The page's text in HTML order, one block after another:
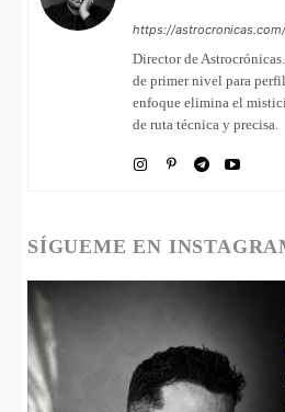
https://
Director de
de primer nivel para
enfoque elimina el
de ruta técnica y precisa.
SÍGUEME EN